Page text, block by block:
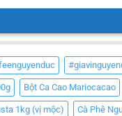
Bột Ca Cao Mariocacao
1kg (vị mộc) Cà Phê